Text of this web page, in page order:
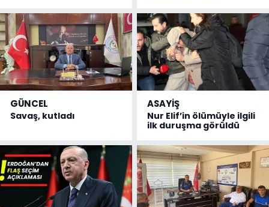
GÜNCEL
Savaş, kutladı
ASAYİŞ
Nur Elif’in ölümüyle ilgili
ilk duruşma görüldü